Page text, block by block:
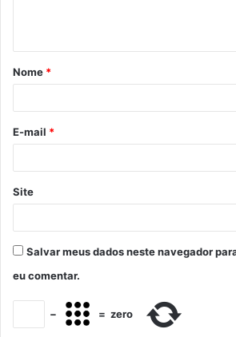
Nome *
E-mail *
Site
Salvar meus dados neste navegador
eu comentar.
− = zero